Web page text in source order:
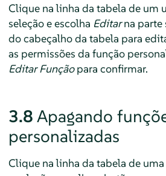
Clique na linha da tabela de um
seleção e escolha Editarna parte
do cabeçalho da tabela para
as permissões da função
Editar Funçãopara confirmar.
3.8 Apagando
personalizadas
Clique na linha da tabela de